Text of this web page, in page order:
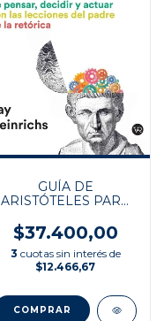
GUÍA DE
ARISTÓTELES PARA
AUTOPERSUASIÓN
$37.400,00
3 cuotas sin interés de
$12.466,67